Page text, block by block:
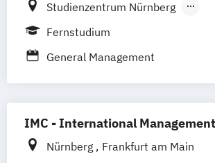
Studienzentrum Nürnberg
Studienzentrum Düsseldorf
Studienzentrum München
Studienzentrum Stuttgart
Studienzentrum Berlin
Studienzentrum Kassel
Studienzentrum Essen
Fernstudium
General Management
IMC - International
Nürnberg
Frankfurt am Main